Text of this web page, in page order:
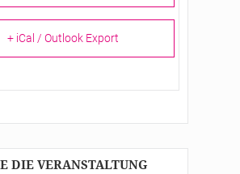
+ iCal / Outlook Export
DIE VERANSTALTUNG